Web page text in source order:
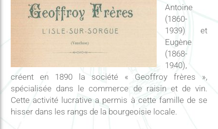
Antoine
(1860-
1939) et
Eugène
(1868-
1940),
créent en 1890 la société « Geoffroy frères »,
spécialisée dans le commerce de raisin et de vin.
Cette activité lucrative a permis à cette famille de se
hisser dans les rangs de la bourgeoisie locale.